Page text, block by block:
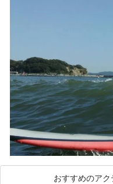
提供元：株式
この記事は箱
おすすめのア